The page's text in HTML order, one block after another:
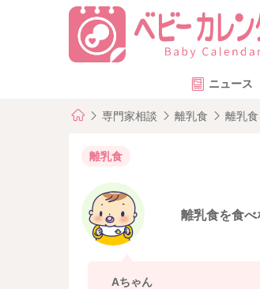
ニュース
専門家相談 離乳食 離乳
離乳食
離乳食を食
Aちゃん